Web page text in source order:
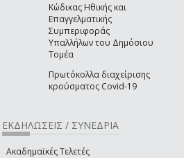
Κώδικας Ηθικής και
Επαγγελματικής
Συμπεριφοράς
Υπαλλήλων του Δημόσιου
Τομέα
Πρωτόκολλα διαχείρισης
κρούσματος Covid-19
ΕΚΔΗΛΩΣΕΙΣ / ΣΥΝΕΔΡΙΑ
Ακαδημαϊκές Τελετές